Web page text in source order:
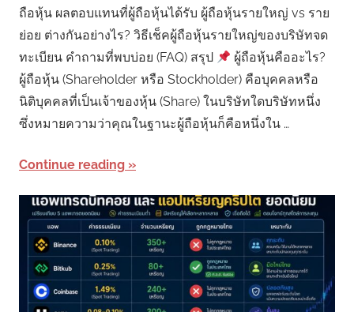
ถือหุ้น ผลตอบแทนที่ผู้ถือหุ้นได้รับ ผู้ถือหุ้นรายใหญ่ vs ราย
ย่อย ต่างกันอย่างไร? วิธีเช็คผู้ถือหุ้นรายใหญ่ของบริษัทจด
ทะเบียน คำถามที่พบบ่อย (FAQ) สรุป
ผู้ถือหุ้นคืออะไร?
ผู้ถือหุ้น (Shareholder หรือ Stockholder) คือบุคคลหรือ
นิติบุคคลที่เป็นเจ้าของหุ้น (Share) ในบริษัทใดบริษัทหนึ่ง
ซึ่งหมายความว่าคุณในฐานะผู้ถือหุ้นก็คือหนึ่งใน …
Continue reading